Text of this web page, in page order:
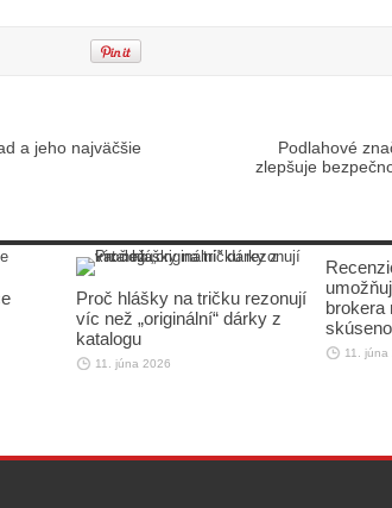
a jeho najväčšie
Podlahové
zlepšuje
Proč hlášky na tričku rezonují
víc než „originální“ dárky z
katalogu
11. júna 2026
brokera
11. júna